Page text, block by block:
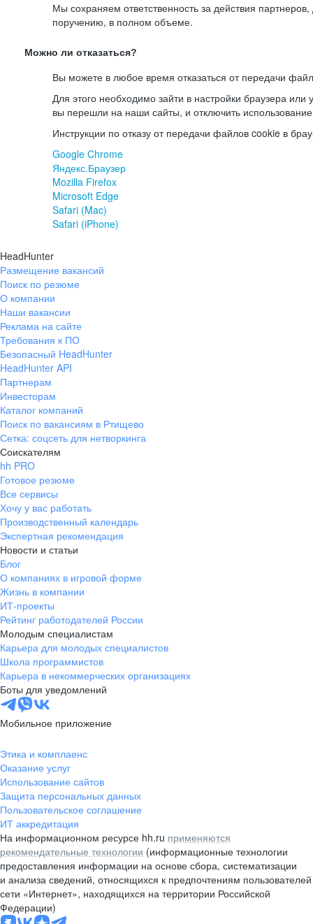
Мы сохраняем ответственность за действия
поручению, в полном объеме.
Можно ли отказаться?
Вы можете в любое время отказаться от передачи
Для этого необходимо зайти в настройки браузера или
вы перешли на наши сайты, и отключить
Инструкции по отказу от передачи файлов cookie в
Google Chrome
Яндекс.Браузер
Mozilla Firefox
Microsoft Edge
Safari (Mac)
Safari (iPhone)
HeadHunter
Размещение вакансий
Поиск по резюме
О компании
Наши вакансии
Реклама на сайте
Требования к ПО
Безопасный HeadHunter
HeadHunter API
Партнерам
Инвесторам
Каталог компаний
Поиск по вакансиям в Ртищево
Сетка: соцсеть для нетворкинга
Соискателям
hh PRO
Готовое резюме
Все сервисы
Хочу у вас работать
Производственный календарь
Экспертная рекомендация
Новости и статьи
Блог
О компаниях в игровой форме
Жизнь в компании
ИТ-проекты
Рейтинг работодателей России
Молодым специалистам
Карьера для молодых специалистов
Школа программистов
Карьера в некоммерческих организациях
Боты для уведомлений
Мобильное приложение
Этика и комплаенс
Оказание услуг
Использование сайтов
Защита персональных данных
Пользовательское соглашение
ИТ аккредитация
На информационном ресурсе hh.ru применяются
рекомендательные технологии (информационные технологии
предоставления информации на основе сбора, систематизации
и анализа сведений, относящихся к предпочтениям пользователей
сети «Интернет», находящихся на территории Российской
Федерации)